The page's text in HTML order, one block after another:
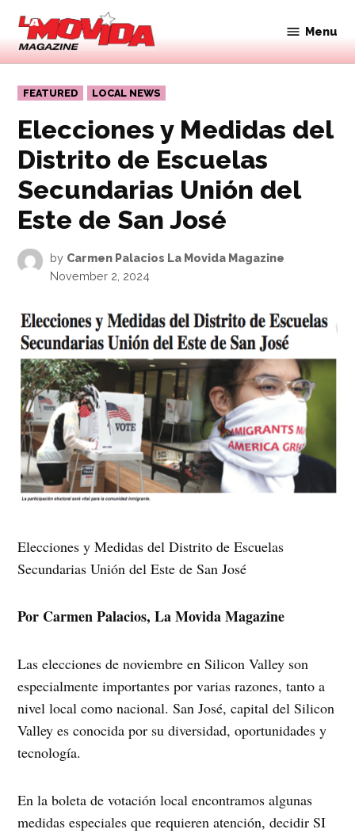
Skip
content
Movida
Magazine
Menu
POSTED
IN
FEATURED LOCAL NEWS
Elecciones y Medidas del
Distrito de Escuelas
Secundarias Unión del
Este de San José
by Carmen Palacios La Movida Magazine
November 2, 2024
Elecciones y Medidas del Distrito de Escuelas
Secundarias Unión del Este de San José
Por Carmen Palacios, La Movida Magazine
Las elecciones de noviembre en Silicon Valley son
especialmente importantes por varias razones, tanto a
nivel local como nacional. San José, capital del Silicon
Valley es conocida por su diversidad, oportunidades y
tecnología.
En la boleta de votación local encontramos algunas
medidas especiales que requieren atención, decidir SI